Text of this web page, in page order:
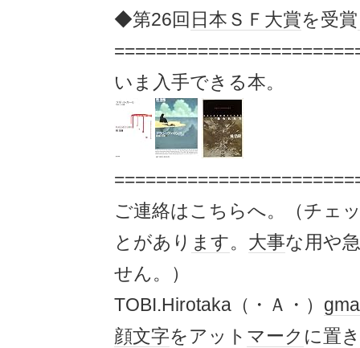
◆第26回 日本ＳＦ大賞を受賞
いま入手できる本。
ご連絡はこちらへ。（チェ
とがあり ます。 大事な用や
せん。）
TOBI.Hirotaka（・Ａ・）
顔文字をアット マーク に置